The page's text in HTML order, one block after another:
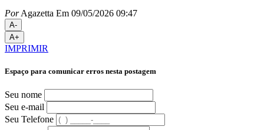
PorAgazetta Em 09/05/2026 09:47
A-
A+
IMPRIMIR
Espaço para comunicar erros nesta postagem
Seu nome
Seu e-mail
Seu Telefone